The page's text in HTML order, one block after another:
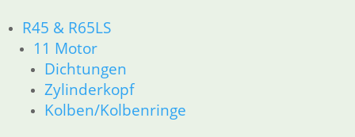
R45 & R65LS
11 Motor
Dichtungen
Zylinderkopf
Kolben/Kolbenringe